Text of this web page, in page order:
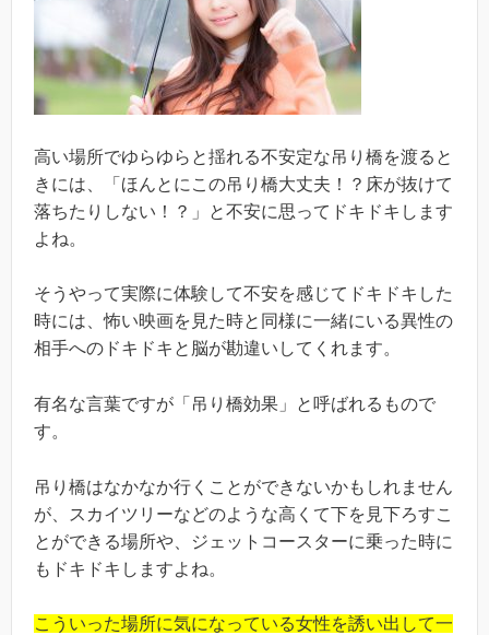
高い場所でゆらゆらと揺れる不安定な吊り橋を渡ると
きには、「ほんとにこの吊り橋大丈夫！？床が抜けて
落ちたりしない！？」と不安に思ってドキドキします
よね。
そうやって実際に体験して不安を感じてドキドキした
時には、怖い映画を見た時と同様に一緒にいる異性の
相手へのドキドキと脳が勘違いしてくれます。
有名な言葉ですが「吊り橋効果」と呼ばれるもので
す。
吊り橋はなかなか行くことができないかもしれません
が、スカイツリーなどのような高くて下を見下ろすこ
とができる場所や、ジェットコースターに乗った時に
もドキドキしますよね。
こういった場所に気になっている女性を誘い出して一